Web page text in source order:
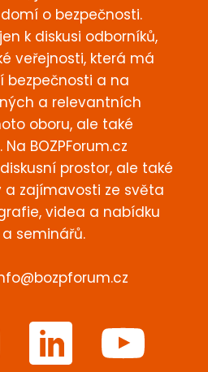
o bezpečnosti.
k diskusi odborníků,
veřejnosti, která má
bezpečnosti a na
a relevantních
oboru, ale také
BOZPForum.cz
prostor, ale také
a zajímavosti ze světa
videa a nabídku
seminářů.